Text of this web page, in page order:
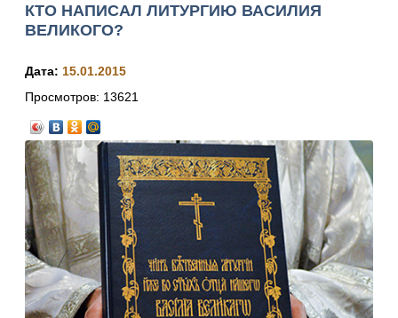
КТО НАПИСАЛ ЛИТУРГИЮ ВАСИЛИЯ
ВЕЛИКОГО?
Дата: 15.01.2015
Просмотров: 13621